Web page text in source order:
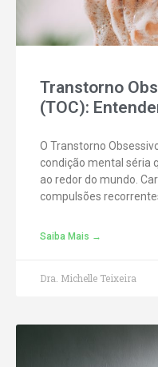
Transtorno
(TOC):
O Transtorno
condição mental séria
ao redor do mundo.
compulsões
Saiba Mais →
Dra. Michelle Teixeira